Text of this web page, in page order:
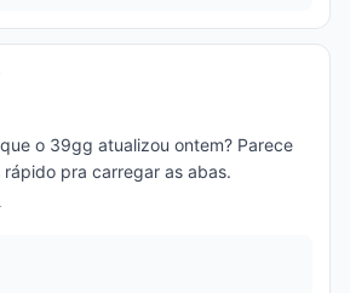
o 39gg atualizou ontem? Parece
pra carregar as abas.